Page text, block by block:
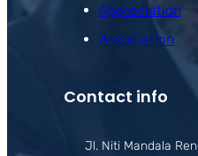
Appreciation
Association
Contact info
Jl. Niti Mandala